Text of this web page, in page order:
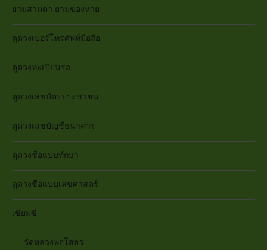
ยามสามตา ยามของหาย
ดูดวงเบอร์โทรศัพท์มือถือ
ดูดวงทะเบียนรถ
ดูดวงเลขบัตรประชาชน
ดูดวงเลขบัญชีธนาคาร
ดูดวงชื่อแบบทักษา
ดูดวงชื่อแบบเลขศาสตร์
เซียมซี
วัดหลวงพ่อโสธร